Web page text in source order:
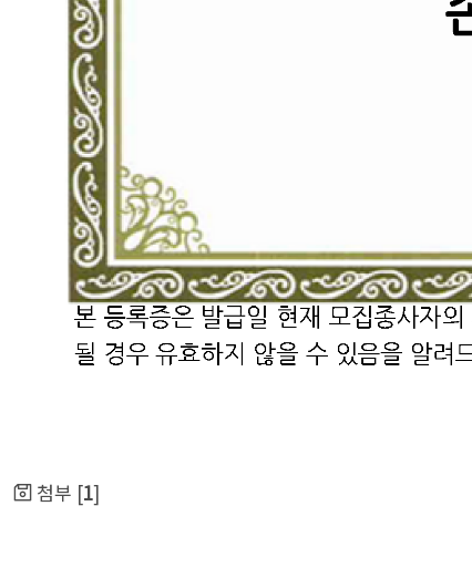
첨부 [1]